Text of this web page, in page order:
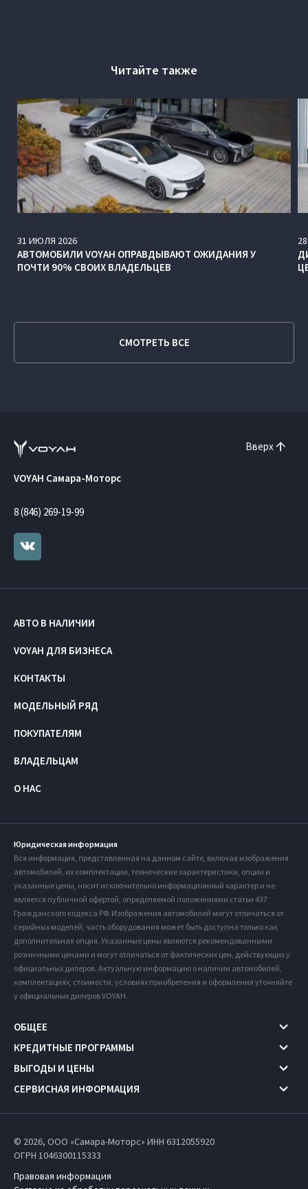
Читайте также
31 ИЮЛЯ 2026
АВТОМОБИЛИ VOYAH ОПРАВДЫВАЮТ ОЖИДАНИЯ У
ПОЧТИ 90% СВОИХ ВЛАДЕЛЬЦЕВ
28
СМОТРЕТЬ ВСЕ
Вверх
VOYAH Самара-Моторс
8 (846) 269-19-99
АВТО В НАЛИЧИИ
VOYAH ДЛЯ БИЗНЕСА
КОНТАКТЫ
МОДЕЛЬНЫЙ РЯД
ПОКУПАТЕЛЯМ
ВЛАДЕЛЬЦАМ
О НАС
Юридическая информация
Вся информация, представленная на данном сайте, включая изображения
автомобилей, их комплектации, технические характеристики, опции и
указанные цены, носит исключительно информационный характер и не
является публичной офертой, определяемой положениями статьи 437
Гражданского кодекса РФ. Изображения автомобилей могут отличаться от
серийных моделей, часть оборудования может быть доступна только как
дополнительная опция. Указанные цены являются рекомендованными
розничными ценами и могут отличаться от фактических цен, действующих у
официальных дилеров. Актуальную информацию о наличии автомобилей,
комплектациях, стоимости, условиях приобретения и оформления уточняйте
у официальных дилеров VOYAH.
ОБЩЕЕ
КРЕДИТНЫЕ ПРОГРАММЫ
ВЫГОДЫ И ЦЕНЫ
СЕРВИСНАЯ ИНФОРМАЦИЯ
© 2026, ООО «Самара-Моторс» ИНН 6312055920
ОГРН 1046300115333
Правовая информация